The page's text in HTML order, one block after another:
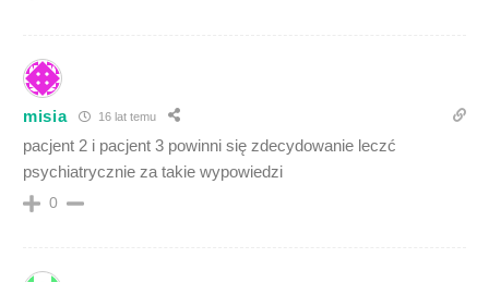
misia 16 lat temu
pacjent 2 i pacjent 3 powinni się zdecydowanie leczć
psychiatrycznie za takie wypowiedzi
0